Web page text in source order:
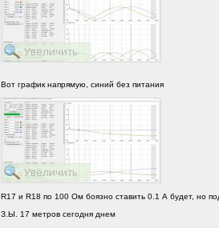
Вот график напрямую, синий без питания
R17 и R18 по 100 Ом боязно ставить 0.1 А будет, но
З.Ы. 17 метров сегодня днем